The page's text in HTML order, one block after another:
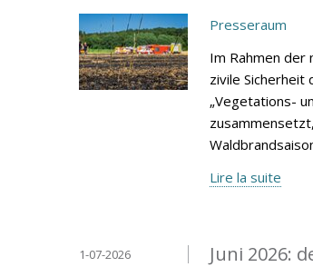
Presseraum
Im Rahmen
zivile
„Vegetations-
Lire la suite
Juni 2026:
1-07-2026